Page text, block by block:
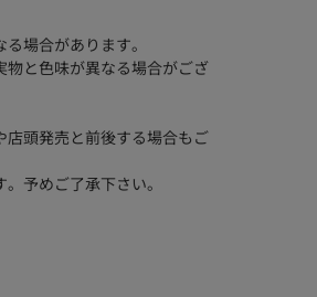
場合があります。
物と色味が異なる場合がござ
頭発売と前後する場合もご
予めご了承下さい。